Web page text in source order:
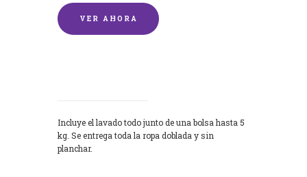
VER AHORA
Incluye el lavado todo junto de una bolsa hasta 5
kg. Se entrega toda la ropa doblada y sin
planchar.